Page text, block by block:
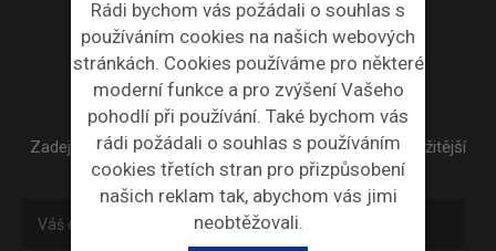
Rádi bychom vás požádali o souhlas s
používáním cookies na našich webových
stránkách. Cookies používáme pro některé
moderní funkce a pro zvýšení Vašeho
pohodlí při používání. Také bychom vás
rádi požádali o souhlas s používáním
cookies třetích stran pro přizpůsobení
našich reklam tak, abychom vás jimi
neobtěžovali.
ODPADNÍ PLASTY
NEWSLETTER
Zadejte váš email a my Vám budeme zasílat ty nejdůležitější
informace, maximálně 1x týdně.